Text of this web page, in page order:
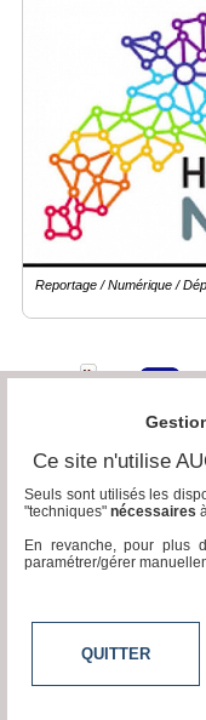
Reportage / Numérique /
tvlocale.fr
Contactez-nous
Ce site n'utilise
Seuls sont utilisés les
"techniques" nécessaires
En revanche, pour plus
paramétrer/gérer
QUITTER